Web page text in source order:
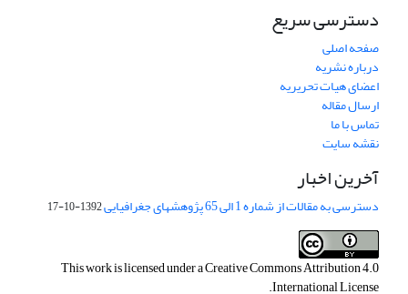
دسترسی سریع
صفحه اصلی
درباره نشریه
اعضای هیات تحریریه
ارسال مقاله
تماس با ما
نقشه سایت
آخرین اخبار
دسترسی به مقالات از شماره 1 الی 65 پژوهشهای جغرافیایی 1392-10-17
This work is licensed under aCreative Commons Attribution 4.0
International License
.